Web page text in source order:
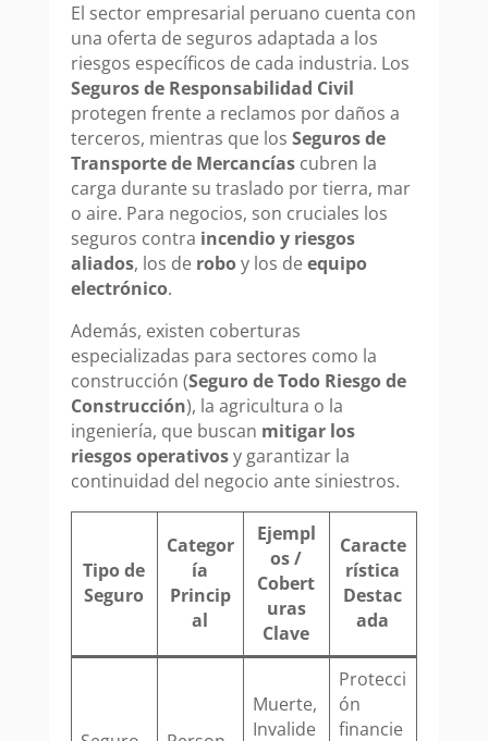
El sector empresarial peruano cuenta con
una oferta de seguros adaptada a los
riesgos específicos de cada industria. Los
Seguros de Responsabilidad Civil
protegen frente a reclamos por daños a
terceros, mientras que los Seguros de
Transporte de Mercancíascubren la
carga durante su traslado por tierra, mar
o aire. Para negocios, son cruciales los
seguros contra incendio y riesgos
aliados, los de roboy los deequipo
electrónico.
Además, existen coberturas
especializadas para sectores como la
construcción (Seguro de Todo Riesgo de
Construcción), la agricultura o la
ingeniería, que buscan mitigar los
riesgos operativosy garantizar la
continuidad del negocio ante siniestros.
Tipo de
Seguro
Categor
ía
Princip
al
Ejempl
os /
Cobert
uras
Clave
Caracte
rística
Destac
ada
Muerte,
Invalide
Protecci
ón
financie